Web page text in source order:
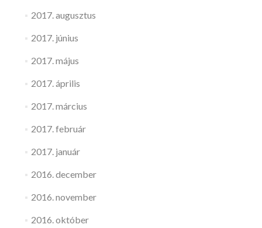
2017. augusztus
2017. június
2017. május
2017. április
2017. március
2017. február
2017. január
2016. december
2016. november
2016. október